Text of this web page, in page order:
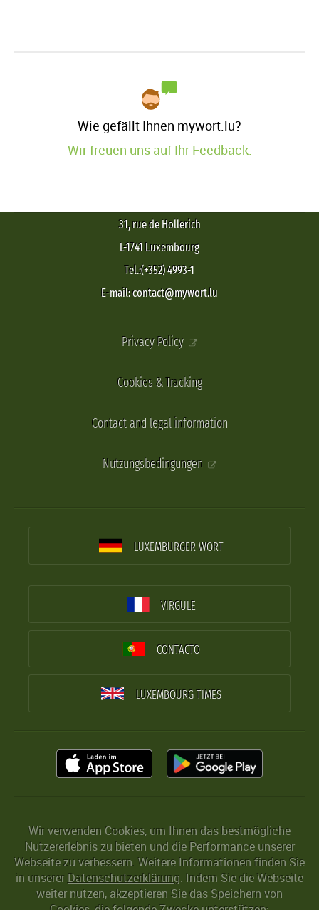
Wie gefällt Ihnen mywort.lu?
Wir freuen uns auf Ihr Feedback.
31, rue de Hollerich
L-1741 Luxembourg
Tel.:(+352) 4993-1
E-mail: contact@mywort.lu
Privacy Policy
Cookies & Tracking
Contact and legal information
Nutzungsbedingungen
LUXEMBURGER WORT
VIRGULE
CONTACTO
LUXEMBOURG TIMES
Wir verwenden Cookies, um Ihnen das bestmögliche
Nutzererlebnis zu bieten und die Performance unserer
Webseite zu verbessern. Weitere Informationen finden Sie
in unserer Datenschutzerklärung. Indem Sie die Webseite
weiter nutzen, akzeptieren Sie das Speichern von